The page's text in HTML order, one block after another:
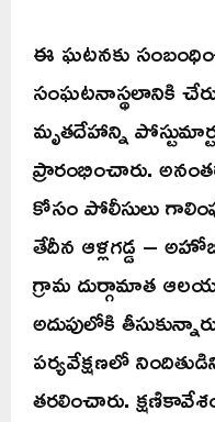
ఈ ఘటనకు
సంఘటనాస్థలానికి
మృతదేహాన్ని
ప్రారంభించారు.
కోసం పోలీసులు
తేదీన ఆళ్లగడ్డ –
గ్రామ దుర్గామాత
అదుపులోకి
పర్యవేక్షణలో
తరలించారు.